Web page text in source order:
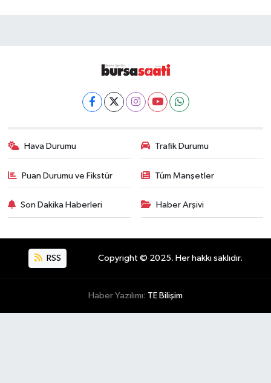
Hava Durumu Trafik Durumu
Puan Durumu ve Fikstür Tüm Manşetler
Son Dakika Haberleri Haber Arşivi
RSS Copyright © 2025. Her hakkı saklıdır.
Haber Yazılımı: TE Bilişim